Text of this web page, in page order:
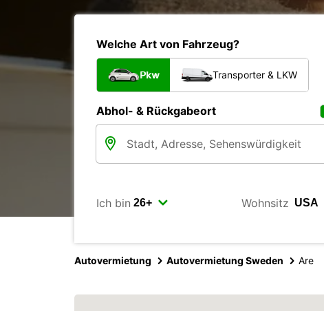
Welche Art von Fahrzeug?
Pkw Transporter & LKW
Abhol- & Rückgabeort
Ich bin Wohnsitz
Autovermietung Autovermietung Sweden Are